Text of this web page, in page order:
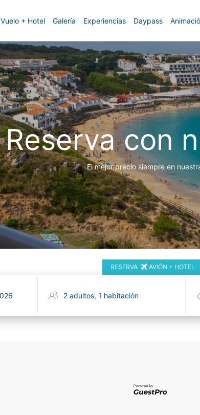
Vuelo + Hotel Galería Experiencias Daypass
Reserva con
El mejor precio siempre en
RESERVA AVIÓN + HOTEL